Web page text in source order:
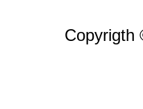
Copyrigth